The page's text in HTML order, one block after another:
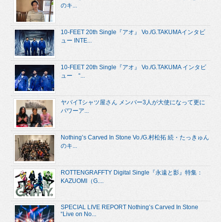
のキ...
10-FEET 20th Single『アオ』 Vo./G.TAKUMAインタビ
ュー INTE...
10-FEET 20th Single『アオ』 Vo./G.TAKUMA インタビ
ュー “...
ヤバイTシャツ屋さん メンバー3人が大使になって更に
パワーア...
Nothing’s Carved In Stone Vo./G.村松拓 続・たっきゅん
のキ...
ROTTENGRAFFTY Digital Single『永遠と影』特集：
KAZUOMI（G....
SPECIAL LIVE REPORT Nothing’s Carved In Stone
“Live on No...